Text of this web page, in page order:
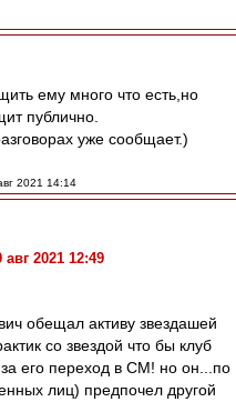
ему много что есть,но
публично.
уже сообщает.)
2021 14:14
2021 12:49
обещал активу звездашей
со звездой что бы клуб
за его переход в СМ! но он...по
лиц) предпочел другой